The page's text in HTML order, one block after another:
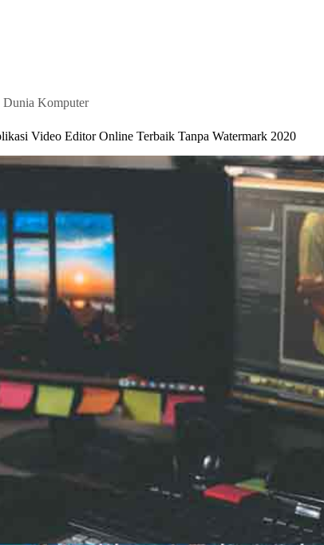
Dunia Komputer
Video Editor Online Terbaik Tanpa Watermark 2020